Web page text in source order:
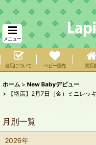
メニュー
当店について ベビー販売 実店
ホーム > New Babyデビュー
>
【堺店】2月7日（金）ミニレッ
月別一覧
2026年